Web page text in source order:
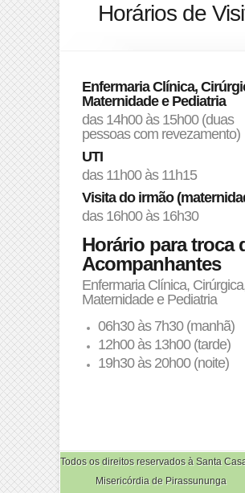
Horários de
Enfermaria Clínica,
Maternidade e Pediatria
das 14h00 às 15h00 (duas
pessoas com revezamento)
UTI
das 11h00 às 11h15
Visita do irmão
das 16h00 às 16h30
Horário para troca
Acompanhantes
Enfermaria Clínica,
Maternidade e Pediatria
06h30 às 7h30 (manhã)
12h00 às 13h00 (tarde)
19h30 às 20h00 (noite)
Todos os direitos reservados à Santa
Misericórdia de Pirassununga